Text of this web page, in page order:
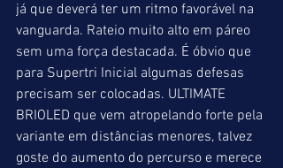
já que deverá ter um ritmo favorável na
vanguarda. Rateio muito alto em páreo
sem uma força destacada. É óbvio que
para Supertri Inicial algumas defesas
precisam ser colocadas. ULTIMATE
BRIOLED que vem atropelando forte pela
variante em distâncias menores, talvez
goste do aumento do percurso e merece